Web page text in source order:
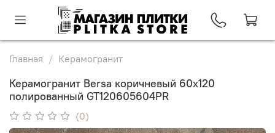
Главная Керамогранит
Керамогранит Bersa коричневый 60x120
полированный GT120605604PR
(0)